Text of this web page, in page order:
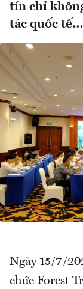
tín chỉ
tác quốc tế…
Ngày 15/7/
chức Forest